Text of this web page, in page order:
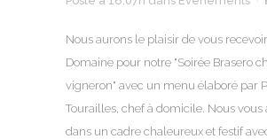
Nous aurons le plaisir de vous
Domaine pour notre "Soirée Brasero
vigneron" avec un menu élaboré par
Tourailles, chef à domicile. Nous
dans un cadre chaleureux et festif